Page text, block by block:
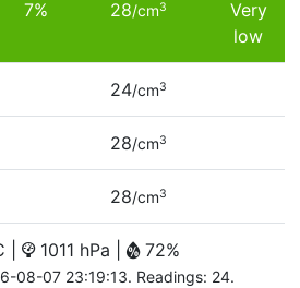
7% 28/cm3
Very
low
24/cm3
28/cm3
28/cm3
| 1011 hPa | 72%
08-07 23:19:13. Readings: 24.